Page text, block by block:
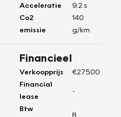
Acceleratie
9.2 s
Co2
emissie
140
g/km
Financieel
Verkoopprijs
€27.500
Financial
lease
-
Btw
B